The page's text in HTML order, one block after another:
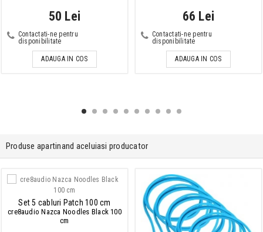
50 Lei
Contactati-ne pentru
disponibilitate
ADAUGA IN COS
66 Lei
Contactati-ne pentru
disponibilitate
ADAUGA IN COS
Produse apartinand aceluiasi producator
Set 5 cabluri Patch 100 cm
cre8audio Nazca Noodles Black 100
cm